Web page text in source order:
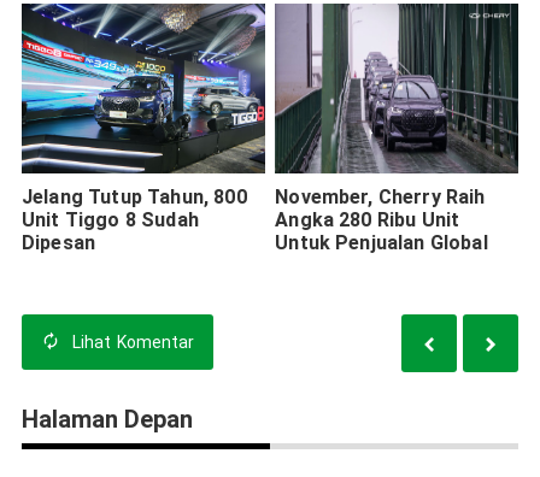
Jelang Tutup Tahun, 800
Unit Tiggo 8 Sudah
Dipesan
November, Cherry Raih
Angka 280 Ribu Unit
Untuk Penjualan Global
Lihat Komentar
Halaman Depan